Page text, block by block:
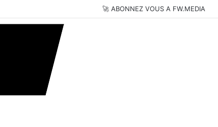
🚀 ABONNEZ VOUS A FW.MEDIA